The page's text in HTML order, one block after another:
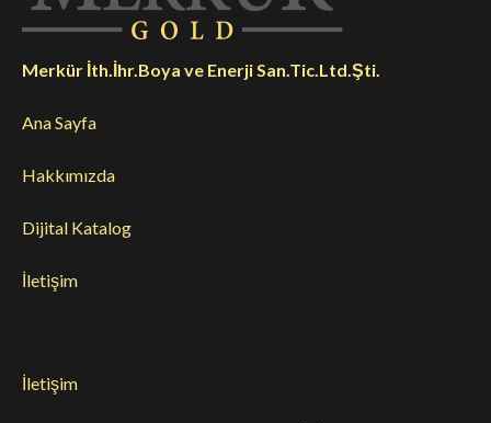
Merkür İth.İhr.Boya ve Enerji San.Tic.Ltd.Şti.
Ana Sayfa
Hakkımızda
Dijital Katalog
İletişim
İletişim